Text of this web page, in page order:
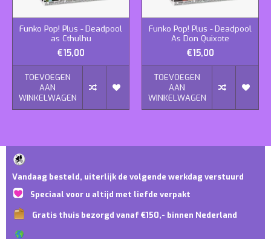
Funko Pop! Plus - Deadpool
as Cthulhu
€15,00
TOEVOEGEN
AAN
WINKELWAGEN
Funko Pop! Plus - Deadpool
As Don Quixote
€15,00
TOEVOEGEN
AAN
WINKELWAGEN
Vandaag besteld, uiterlijk de volgende werkdag verstuurd
Speciaal voor u altijd met liefde verpakt
Gratis thuis bezorgd vanaf €150,- binnen Nederland